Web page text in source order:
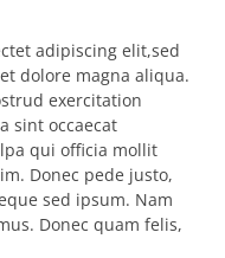
adipiscing elit,sed
dolore magna aliqua.
exercitation
sint occaecat
qui officia mollit
Donec pede justo,
sed ipsum. Nam
Donec quam felis,